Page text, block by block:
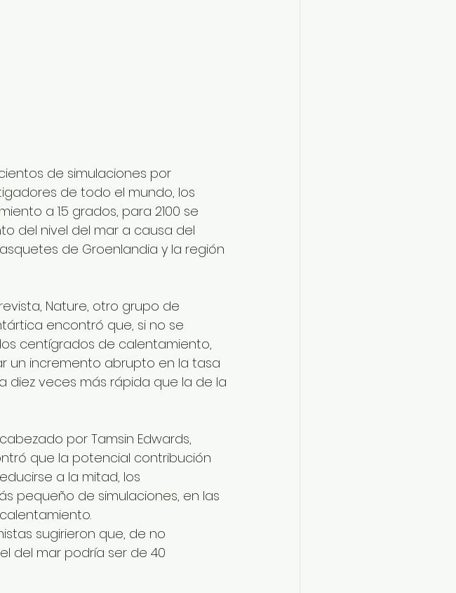
de simulaciones por
de todo el mundo, los
a 1.5 grados, para 2100 se
del nivel del mar a causa del
de Groenlandia y la región
Nature, otro grupo de
encontró que, si no se
centígrados de calentamiento,
un incremento abrupto en la tasa
diez veces más rápida que la de la
por Tamsin Edwards,
que la potencial contribución
a la mitad, los
pequeño de simulaciones, en las
sugirieron que, de no
del mar podría ser de 40